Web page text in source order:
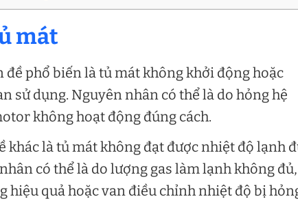
mát
phổ biến là tủ mát không khởi động hoặc
sử dụng. Nguyên nhân có thể là do hỏng hệ
không hoạt động đúng cách.
khác là tủ mát không đạt được nhiệt độ lạnh
có thể là do lượng gas làm lạnh không
hiệu quả hoặc van điều chỉnh nhiệt độ bị